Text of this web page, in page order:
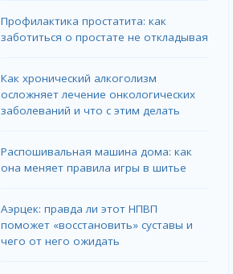
Профилактика простатита: как
заботиться о простате не откладывая
Как хронический алкоголизм
осложняет лечение онкологических
заболеваний и что с этим делать
Распошивальная машина дома: как
она меняет правила игры в шитье
Аэрцек: правда ли этот НПВП
поможет «восстановить» суставы и
чего от него ожидать